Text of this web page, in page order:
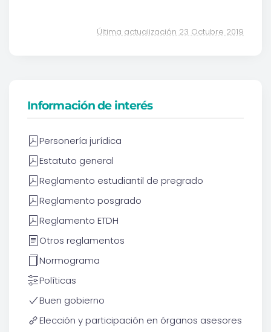
Última actualización 23 Octubre 2019
Información de interés
Personería jurídica
Estatuto general
Reglamento estudiantil de pregrado
Reglamento posgrado
Reglamento ETDH
Otros reglamentos
Normograma
Políticas
Buen gobierno
Elección y participación en órganos asesores